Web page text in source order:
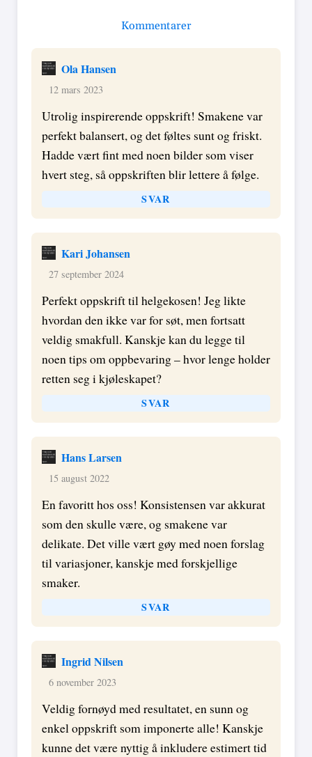
Kommentarer
Ola Hansen
12 mars 2023
Utrolig inspirerende oppskrift! Smakene var
perfekt balansert, og det føltes sunt og friskt.
Hadde vært fint med noen bilder som viser
hvert steg, så oppskriften blir lettere å følge.
SVAR
Kari Johansen
27 september 2024
Perfekt oppskrift til helgekosen! Jeg likte
hvordan den ikke var for søt, men fortsatt
veldig smakfull. Kanskje kan du legge til
noen tips om oppbevaring – hvor lenge holder
retten seg i kjøleskapet?
SVAR
Hans Larsen
15 august 2022
En favoritt hos oss! Konsistensen var akkurat
som den skulle være, og smakene var
delikate. Det ville vært gøy med noen forslag
til variasjoner, kanskje med forskjellige
smaker.
SVAR
Ingrid Nilsen
6 november 2023
Veldig fornøyd med resultatet, en sunn og
enkel oppskrift som imponerte alle! Kanskje
kunne det være nyttig å inkludere estimert tid